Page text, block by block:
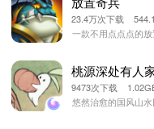
23.4万次下载
一款不用点点点的
桃源深处有人
9473次下载
悠然治愈的国风山